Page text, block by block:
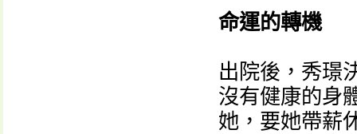
命運的轉機
出院後，秀璟
沒有健康的身
她，要她帶薪